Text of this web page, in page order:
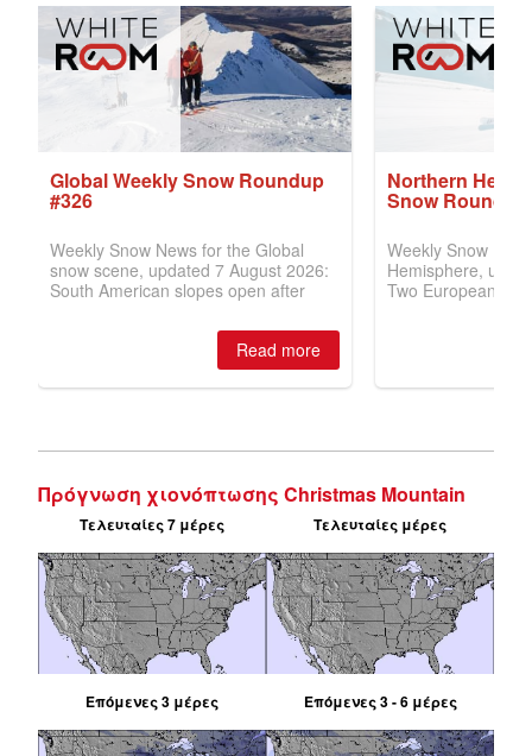
Πρόγνωση χιονόπτωσης Christmas Mountain
Τελευταίες 7 μέρες Τελευταίες μέρες
Επόμενες 3 μέρες Επόμενες 3 - 6 μέρες